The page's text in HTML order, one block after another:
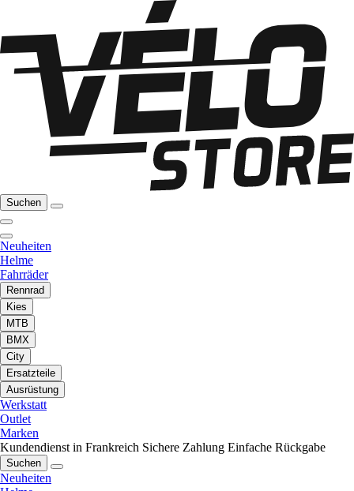
Suchen
Neuheiten
Helme
Fahrräder
Rennrad
Kies
MTB
BMX
City
Ersatzteile
Ausrüstung
Werkstatt
Outlet
Marken
Kundendienst in Frankreich Sichere Zahlung Einfache Rückgabe
Suchen
Neuheiten